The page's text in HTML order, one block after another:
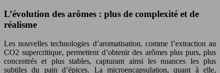
L’évolution des arômes : plus de complexité et de
réalisme
Les nouvelles technologies d’aromatisation, comme l’extraction au
CO2 supercritique, permettent d’obtenir des arômes plus purs, plus
concentrés et plus stables, capturant ainsi les nuances les plus
subtiles du pain d’épices. La microencapsulation, quant à elle,